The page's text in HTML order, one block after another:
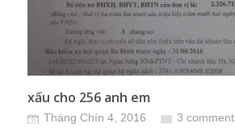
xấu cho 256 anh em
Tháng Chín 4, 2016 3